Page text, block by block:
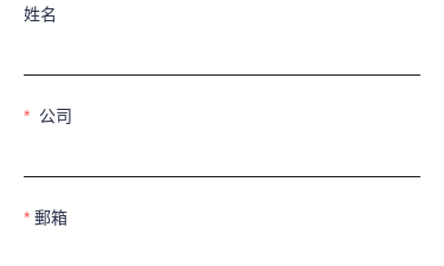
姓名
公司
郵箱